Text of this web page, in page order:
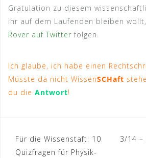
Gratulation zu diesem
ihr auf dem Laufenden bleiben
Rover auf Twitter folgen.
Ich glaube, ich habe einen
Müsste da nicht WissenSCHaft
du die Antwort!
Beitragsnavigation
Für die Wissenstaft: 10
Quizfragen für Physik-
3/14